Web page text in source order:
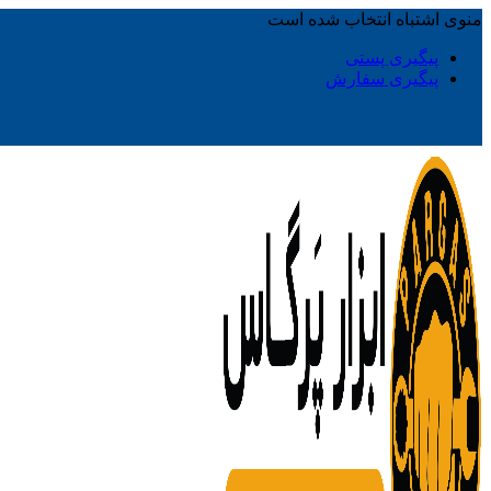
منوی اشتباه انتخاب شده است
پیگیری پستی
پیگیری سفارش